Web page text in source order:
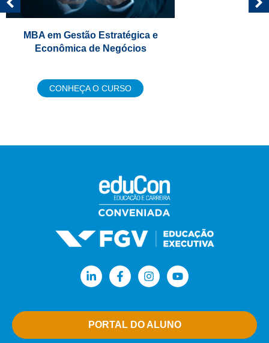
Saúde Mental nas Organizações
e a Nova NR 01
CONHEÇA O CURSO
PORTAL DO ALUNO